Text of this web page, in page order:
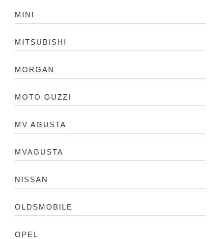
MINI
MITSUBISHI
MORGAN
MOTO GUZZI
MV AGUSTA
MVAGUSTA
NISSAN
OLDSMOBILE
OPEL